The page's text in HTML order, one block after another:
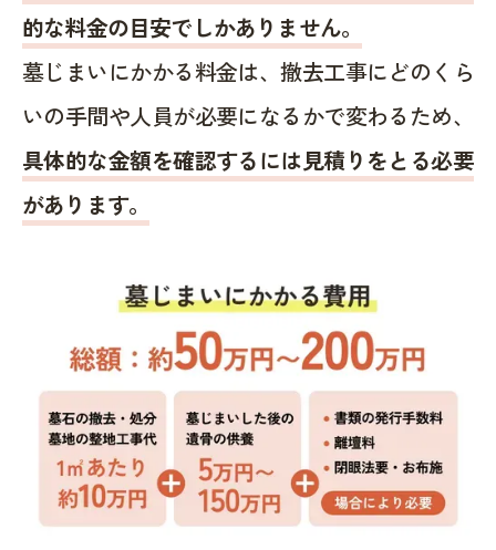
的な料金の目安でしかありません。
墓じまいにかかる料金は、撤去工事にどのくら
いの手間や人員が必要になるかで変わるため、
具体的な金額を確認するには見積りをとる必要
があります。